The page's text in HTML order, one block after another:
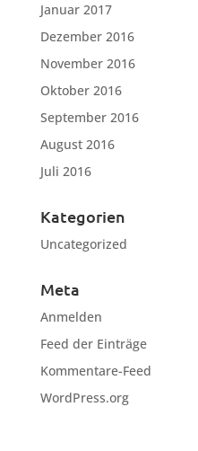
Januar 2017
Dezember 2016
November 2016
Oktober 2016
September 2016
August 2016
Juli 2016
Kategorien
Uncategorized
Meta
Anmelden
Feed der Einträge
Kommentare-Feed
WordPress.org